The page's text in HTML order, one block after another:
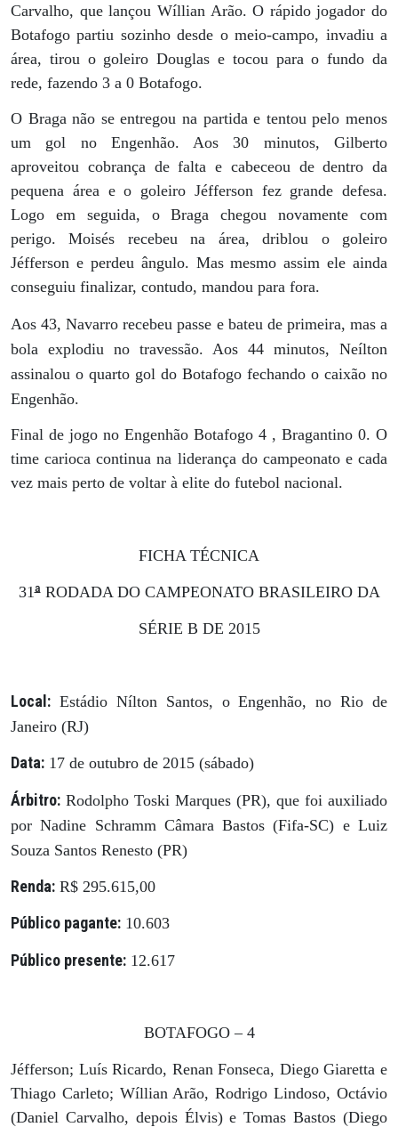
Carvalho, que lançou Wíllian Arão. O rápido jogador do
Botafogo partiu sozinho desde o meio-campo, invadiu a
área, tirou o goleiro Douglas e tocou para o fundo da
rede, fazendo 3 a 0 Botafogo.
O Braga não se entregou na partida e tentou pelo menos
um gol no Engenhão. Aos 30 minutos, Gilberto
aproveitou cobrança de falta e cabeceou de dentro da
pequena área e o goleiro Jéfferson fez grande defesa.
Logo em seguida, o Braga chegou novamente com
perigo. Moisés recebeu na área, driblou o goleiro
Jéfferson e perdeu ângulo. Mas mesmo assim ele ainda
conseguiu finalizar, contudo, mandou para fora.
Aos 43, Navarro recebeu passe e bateu de primeira, mas a
bola explodiu no travessão. Aos 44 minutos, Neílton
assinalou o quarto gol do Botafogo fechando o caixão no
Engenhão.
Final de jogo no Engenhão Botafogo 4 , Bragantino 0. O
time carioca continua na liderança do campeonato e cada
vez mais perto de voltar à elite do futebol nacional.
FICHA TÉCNICA
31ªRODADA DO CAMPEONATO BRASILEIRO DA
SÉRIE B DE 2015
Local: Estádio Nílton Santos, o Engenhão, no Rio de
Janeiro (RJ)
Data: 17 de outubro de 2015 (sábado)
Árbitro: Rodolpho Toski Marques (PR), que foi auxiliado
por Nadine Schramm Câmara Bastos (Fifa-SC) e Luiz
Souza Santos Renesto (PR)
Renda: R$ 295.615,00
Público pagante: 10.603
Público presente: 12.617
BOTAFOGO – 4
Jéfferson; Luís Ricardo, Renan Fonseca, Diego Giaretta e
Thiago Carleto; Wíllian Arão, Rodrigo Lindoso, Octávio
(Daniel Carvalho, depois Élvis) e Tomas Bastos (Diego